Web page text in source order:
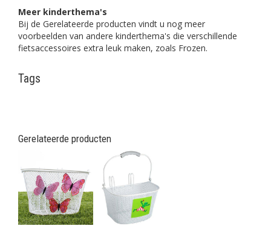
Meer kinderthema's
Bij de Gerelateerde producten vindt u nog meer
voorbeelden van andere kinderthema's die verschillende
fietsaccessoires extra leuk maken, zoals Frozen.
Tags
Gerelateerde producten